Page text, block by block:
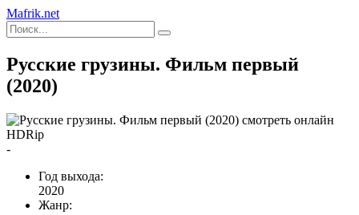
Mafrik.net
Русские грузины. Фильм первый
(2020)
HDRip
-
Год выхода:
2020
Жанр: